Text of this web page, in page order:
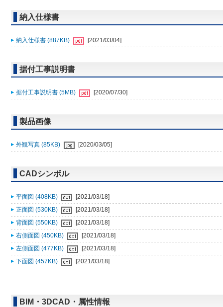
納入仕様書
納入仕様書 (887KB) [2021/03/04]
据付工事説明書
据付工事説明書 (5MB) [2020/07/30]
製品画像
外観写真 (85KB) [2020/03/05]
CADシンボル
平面図 (408KB)
[2021/03/18]
正面図 (530KB)
[2021/03/18]
背面図 (550KB)
[2021/03/18]
右側面図 (450KB)
[2021/03/18]
左側面図 (477KB)
[2021/03/18]
下面図 (457KB)
[2021/03/18]
BIM・3DCAD・属性情報